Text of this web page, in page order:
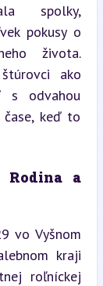
spolky,
pokusy o
života.
ako
s odvahou
keď to
Rodina a
vo Vyšnom
kraji
roľníckej